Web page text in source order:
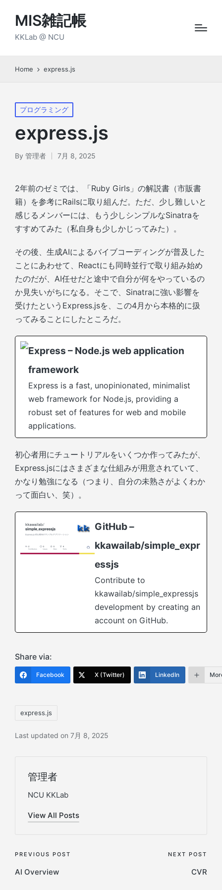
MIS雑記帳
KKLab @ NCU
Home express.js
Posted
in
プログラミング
express.js
Posted
By 管理者 7月 8, 2025
2年前のゼミでは、「Ruby Girls」の解説書（市販書
籍）を参考にRailsに取り組んだ。ただ、少し難しいと
感じるメンバーには、もう少しシンプルなSinatraを
すすめてみた（私自身も少しかじってみた）。
その後、生成AIによるバイブコーディングが普及した
ことにあわせて、Reactにも同時並行で取り組み始め
たのだが、AI任せだと途中で自分が何をやっているの
か見失いがちになる。そこで、Sinatraに強い影響を
受けたというExpress.jsを、この4月から本格的に扱
ってみることにしたところだ。
Express – Node.js web application
framework
Express is a fast, unopinionated, minimalist
web framework for Node.js, providing a
robust set of features for web and mobile
applications.
初心者用にチュートリアルをいくつか作ってみたが、
Express.jsにはさまざまな仕組みが用意されていて、
かなり勉強になる（つまり、自分の未熟さがよくわか
って面白い、笑）。
GitHub –
kkawailab/simple_expr
essjs
Contribute to
kkawailab/simple_expressjs
development by creating an
account on GitHub.
Share via:
Facebook X (Twitter) LinkedIn
express.js
Last updated on 7月 8, 2025
管理者
NCU KKLab
View All Posts
Post
navigation
PREVIOUS POST
AI Overview
NEXT POST
CVR